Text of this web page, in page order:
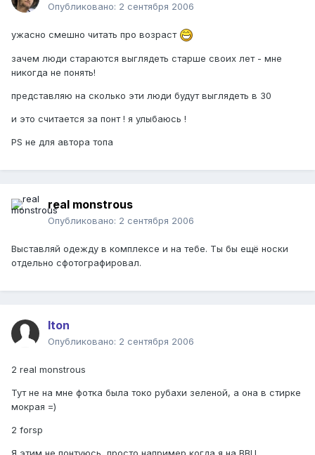
Опубликовано: 2 сентября 2006
ужасно смешно читать про возраст
зачем люди стараются выглядеть старше своих лет - мне
никогда не понять!
представляю на сколько эти люди будут выглядеть в 30
и это считается за понт ! я улыбаюсь !
PS не для автора топа
real monstrous
Опубликовано: 2 сентября 2006
Выставляй одежду в комплексе и на тебе. Ты бы ещё носки
отдельно сфотографировал.
Iton
Опубликовано: 2 сентября 2006
2 real monstrous
Тут не на мне фотка была токо рубахи зеленой, а она в стирке
мокрая =)
2 forsp